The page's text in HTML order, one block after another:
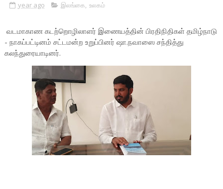
year ago இலங்கை, உலகம்
வடமாகாண கடற்றொழிலாளர் இணையத்தின் பிரதிநிதிகள் தமிழ்நாடு
- நாகப்பட்டினம் சட்டமன்ற உறுப்பினர் ஷா.நவாஸை சந்தித்து
கலந்துரையாடினர்.